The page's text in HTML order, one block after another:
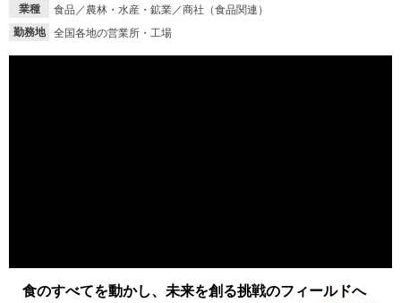
業種
食品／農林・水産・鉱業／商社（食品関連）
勤務地
全国各地の営業所・工場
食のすべてを動かし、未来を創る挑戦のフィールドへ